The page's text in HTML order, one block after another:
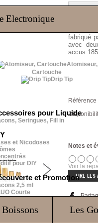
Electronique
Atomiseur,
Cartouche
Drip Tip
pour Liquide
Seringues, Fill in
et Nicodoses
pour DIY
et Promotion
2,5 ml
Courte
Les
fabriqué
avec
accus
Référence
Notes et
Voir la
LIRE LES